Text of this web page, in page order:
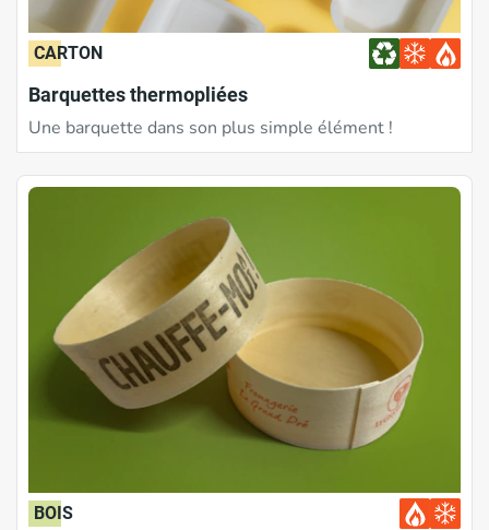
CARTON
Barquettes thermopliées
Une barquette dans son plus simple élément !
BOIS